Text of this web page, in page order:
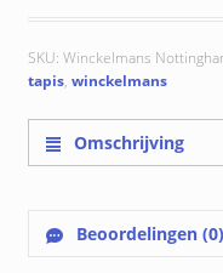
SKU: Winckelmans
tapis, winckelmans
Omschrijving
Beoordelingen (0)